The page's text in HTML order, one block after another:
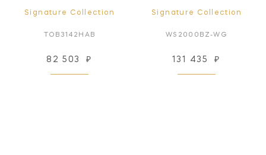
Signature Collection
TOB3142HAB
82 503 ₽
Signature Collection
WS2000BZ-WG
131 435 ₽